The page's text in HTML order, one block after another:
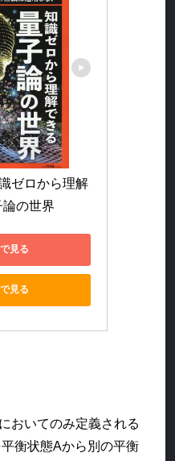
ゼロから理解
論の世界
見る
見る
おいてのみ定義される
衡状態Aから別の平衡